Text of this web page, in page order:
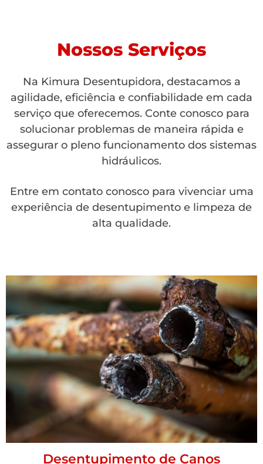
Nossos Serviços
Na Kimura Desentupidora, destacamos a
agilidade, eficiência e confiabilidade em cada
serviço que oferecemos. Conte conosco para
solucionar problemas de maneira rápida e
assegurar o pleno funcionamento dos sistemas
hidráulicos.
Entre em contato conosco para vivenciar uma
experiência de desentupimento e limpeza de
alta qualidade.
Desentupimento de Canos